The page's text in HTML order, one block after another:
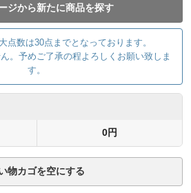
ジから新たに商品を探す
点数は30点までとなっております。
。予めご了承の程よろしくお願い致しま
す。
0円
物カゴを空にする